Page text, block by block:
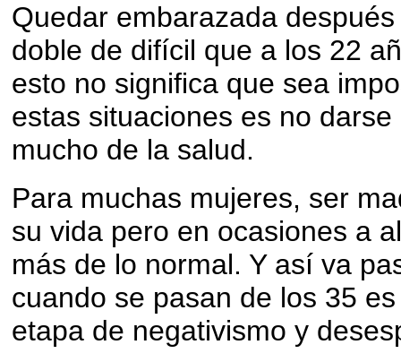
Quedar embarazada
doble de difícil que a los 22
esto no significa que sea
estas situaciones es no
mucho de la salud.
Para muchas mujeres, ser
su vida pero en ocasiones a
más de lo normal. Y así va
cuando se pasan de los 35
etapa de negativismo y